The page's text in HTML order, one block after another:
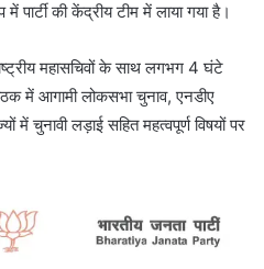
पार्टी की केंद्रीय टीम में लाया गया है।
महासचिवों के साथ लगभग 4 घंटे
में आगामी लोकसभा चुनाव, एनडीए
चुनावी लड़ाई सहित महत्वपूर्ण विषयों पर